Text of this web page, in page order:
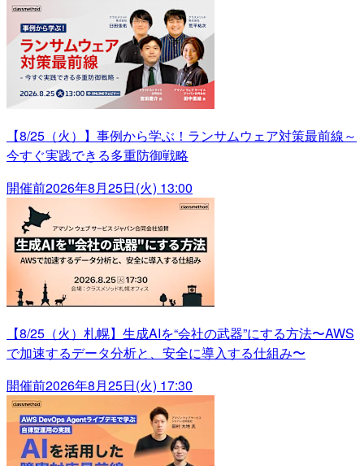
【8/25（火）】事例から学ぶ！ランサムウェア対策最前線～
今すぐ実践できる多重防御戦略
開催前2026年8月25日(火) 13:00
【8/25（火）札幌】生成AIを“会社の武器”にする方法〜AWS
で加速するデータ分析と、安全に導入する仕組み〜
開催前2026年8月25日(火) 17:30